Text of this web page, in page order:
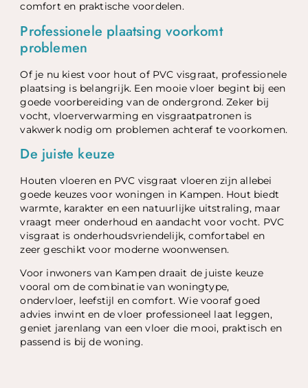
comfort en praktische voordelen.
Professionele plaatsing voorkomt
problemen
Of je nu kiest voor hout of PVC visgraat, professionele
plaatsing is belangrijk. Een mooie vloer begint bij een
goede voorbereiding van de ondergrond. Zeker bij
vocht, vloerverwarming en visgraatpatronen is
vakwerk nodig om problemen achteraf te voorkomen.
De juiste keuze
Houten vloeren en PVC visgraat vloeren zijn allebei
goede keuzes voor woningen in Kampen. Hout biedt
warmte, karakter en een natuurlijke uitstraling, maar
vraagt meer onderhoud en aandacht voor vocht. PVC
visgraat is onderhoudsvriendelijk, comfortabel en
zeer geschikt voor moderne woonwensen.
Voor inwoners van Kampen draait de juiste keuze
vooral om de combinatie van woningtype,
ondervloer, leefstijl en comfort. Wie vooraf goed
advies inwint en de vloer professioneel laat leggen,
geniet jarenlang van een vloer die mooi, praktisch en
passend is bij de woning.